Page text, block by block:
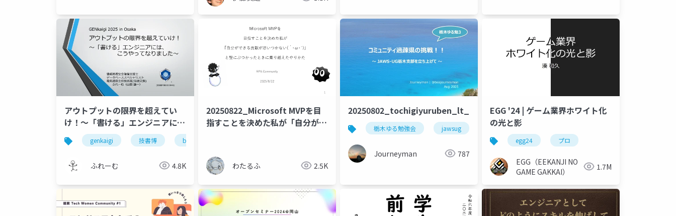
アウトプットの限界を超えてい
け！～「書ける」エンジニアに
は、こうやってなりました～
genkaigi 技書博 blooming camp
ふれーむ 4.8K
20250822_Microsoft MVPを目
指すことを決めた私が「自分がで
越えたやりかた
わたるふ 2.5K
20250802_tochigiyuruben_lt_beajouneyman
栃木ゆる勉強会 jawsug コミュニティ
Journeyman 787
EGG '24 | ゲーム業界ホワイト化
の光と影
egg24 プロ
EGG（EEKANJI NO
GAME GAKKAI）
1.7M